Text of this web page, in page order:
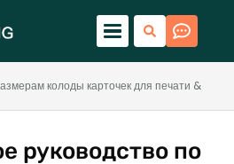
колоды карточек для печати &
руководство по